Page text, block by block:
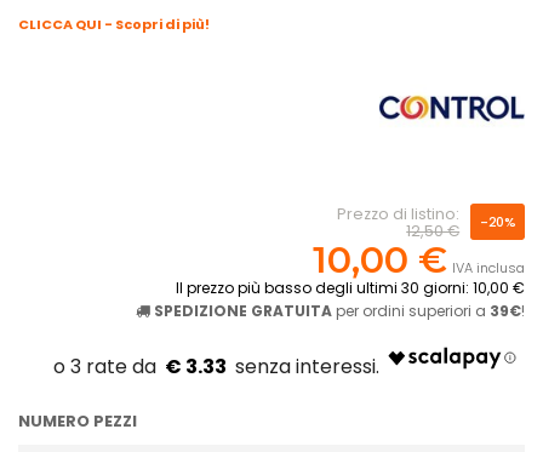
CLICCA QUI - Scopri di più!
Prezzo di listino:
12,50 €
-20%
10,00 € IVA inclusa
Il prezzo più basso degli ultimi 30 giorni: 10,00 €
SPEDIZIONE GRATUITA per ordini superiori a 39€!
€ 3.33
NUMERO PEZZI